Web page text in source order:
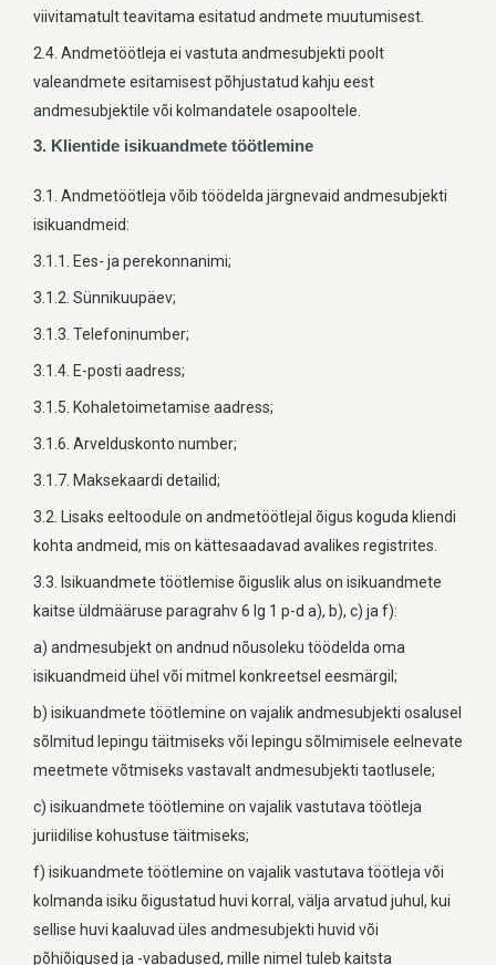
viivitamatult teavitama esitatud andmete muutumisest.
2.4. Andmetöötleja ei vastuta andmesubjekti poolt
valeandmete esitamisest põhjustatud kahju eest
andmesubjektile või kolmandatele osapooltele.
3. Klientide isikuandmete töötlemine
3.1. Andmetöötleja võib töödelda järgnevaid andmesubjekti
isikuandmeid:
3.1.1. Ees- ja perekonnanimi;
3.1.2. Sünnikuupäev;
3.1.3. Telefoninumber;
3.1.4. E-posti aadress;
3.1.5. Kohaletoimetamise aadress;
3.1.6. Arvelduskonto number;
3.1.7. Maksekaardi detailid;
3.2. Lisaks eeltoodule on andmetöötlejal õigus koguda kliendi
kohta andmeid, mis on kättesaadavad avalikes registrites.
3.3. Isikuandmete töötlemise õiguslik alus on isikuandmete
kaitse üldmääruse paragrahv 6 lg 1 p-d a), b), c) ja f):
a) andmesubjekt on andnud nõusoleku töödelda oma
isikuandmeid ühel või mitmel konkreetsel eesmärgil;
b) isikuandmete töötlemine on vajalik andmesubjekti osalusel
sõlmitud lepingu täitmiseks või lepingu sõlmimisele eelnevate
meetmete võtmiseks vastavalt andmesubjekti taotlusele;
c) isikuandmete töötlemine on vajalik vastutava töötleja
juriidilise kohustuse täitmiseks;
f) isikuandmete töötlemine on vajalik vastutava töötleja või
kolmanda isiku õigustatud huvi korral, välja arvatud juhul, kui
sellise huvi kaaluvad üles andmesubjekti huvid või
põhiõigused ja -vabadused, mille nimel tuleb kaitsta